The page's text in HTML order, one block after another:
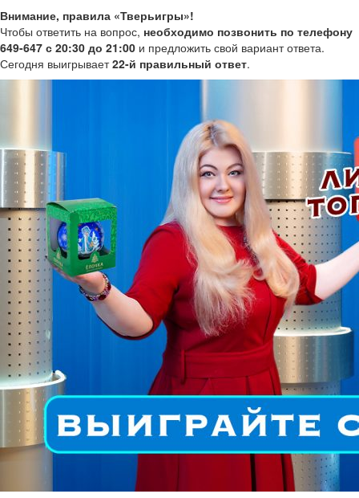
Внимание, правила «Тверьигры»!
Чтобы ответить на вопрос, необходимо позвонить по телефону
649-647 с 20:30 до 21:00 и предложить свой вариант ответа.
Сегодня выигрывает22-й правильный ответ.